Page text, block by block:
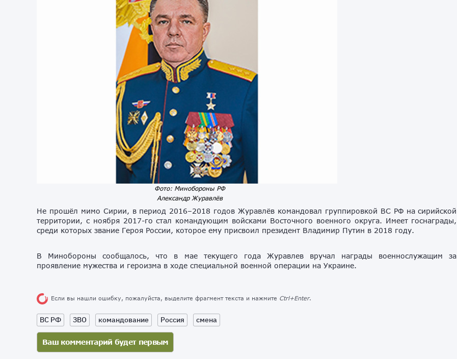
Фото: Минобороны РФ
Александр Журавлёв
Не прошёл мимо Сирии, в период 2016–2018 годов Журавлёв командовал группировкой ВС РФ на сирийской
территории, с ноября 2017-го стал командующим войсками Восточного военного округа. Имеет госнаграды,
среди которых звание Героя России, которое ему присвоил президент Владимир Путин в 2018 году.
В Минобороны сообщалось, что в мае текущего года Журавлев вручал награды военнослужащим за
проявление мужества и героизма в ходе специальной военной операции на Украине.
Если вы нашли ошибку, пожалуйста, выделите фрагмент текста и нажмите Ctrl+Enter.
ВС РФ ЗВО командование Россия смена